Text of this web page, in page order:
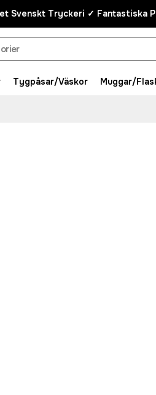
Svenskt Tryckeri ✓ Fantastiska
Tygpåsar/Väskor Muggar/